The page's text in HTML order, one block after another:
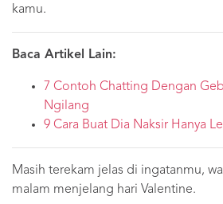
kamu.
Baca Artikel Lain:
7 Contoh Chatting Dengan
Ngilang
9 Cara Buat Dia Naksir Hanya
Masih terekam jelas di ingatanmu,
malam menjelang hari Valentine.